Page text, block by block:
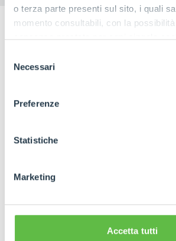
o terza parte presenti sul sito, i quali
momento consultabili, con la
consenso prestato per ogni singolo
ogni pagina, selezionare "Modifichi il
dell'informativa completa nel footer
pagina. Per esercitare i diritti
GDPR abbiamo predisposto una
delNecessari
Preferenze
Statistiche
Marketing
Accetta tutti